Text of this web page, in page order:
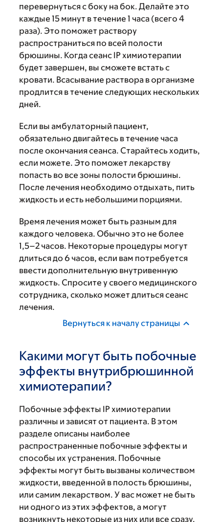
перевернуться с боку на бок. Делайте это
каждые 15 минут в течение 1 часа (всего 4
раза). Это поможет раствору
распространиться по всей полости
брюшины. Когда сеанс IP химиотерапии
будет завершен, вы сможете встать с
кровати. Всасывание раствора в организме
продлится в течение следующих нескольких
дней.
Если вы амбулаторный пациент,
обязательно двигайтесь в течение часа
после окончания сеанса. Старайтесь ходить,
если можете. Это поможет лекарству
попасть во все зоны полости брюшины.
После лечения необходимо отдыхать, пить
жидкость и есть небольшими порциями.
Время лечения может быть разным для
каждого человека. Обычно это не более
1,5–2 часов. Некоторые процедуры могут
длиться до 6 часов, если вам потребуется
ввести дополнительную внутривенную
жидкость. Спросите у своего медицинского
сотрудника, сколько может длиться сеанс
лечения.
Вернуться к началу страницы
Какими могут быть побочные
эффекты внутрибрюшинной
химиотерапии?
Побочные эффекты IP химиотерапии
различны и зависят от пациента. В этом
разделе описаны наиболее
распространенные побочные эффекты и
способы их устранения. Побочные
эффекты могут быть вызваны количеством
жидкости, введенной в полость брюшины,
или самим лекарством. У вас может не быть
ни одного из этих эффектов, а могут
возникнуть некоторые из них или все сразу.